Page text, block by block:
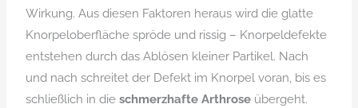
Wirkung. Aus diesen Faktoren heraus wird die glatte
Knorpeloberfläche spröde und rissig – Knorpeldefekte
entstehen durch das Ablösen kleiner Partikel. Nach
und nach schreitet der Defekt im Knorpel voran, bis es
schließlich in dieschmerzhafte Arthrose übergeht.